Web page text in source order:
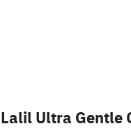
Lalil Ultra Gentle